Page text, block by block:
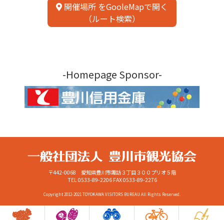
開催場所 をGooleMapで開く
（ルート検索）
-Homepage Sponsor-
〒442-0068 愛知県豊川市諏訪３丁目３００プリオ５階
TEL 0533-89-2206FAX 0533-89-2276
Copyright 2012-2021 TOYOKAWA VISITORS BUREAU All Rights Reserved.